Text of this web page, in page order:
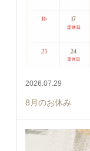
2026.07.29
8月のお休み